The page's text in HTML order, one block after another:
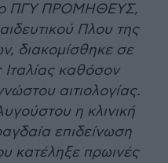
ΠΓΥ ΠΡΟΜΗΘΕΥΣ,
Πλου της
διακομίσθηκε σε
καθόσον
αιτιολογίας.
η κλινική
επιδείνωση
κατέληξε πρωινές